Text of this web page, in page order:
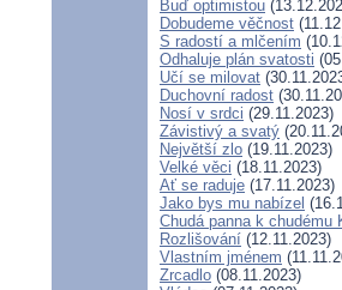
Buď optimistou
Dobudeme věčnost
S radostí a mlčením
Odhaluje plán svatosti
Učí se milovat
Duchovní radost
Nosí v srdci (29.11.2023)
Závistivý a svatý
Největší zlo (19.11.2023)
Velké věci (18.11.2023)
Ať se raduje (17.11.2023)
Jako bys mu nabízel
Chudá panna k chudému
Rozlišování (12.11.2023)
Vlastním jménem
Zrcadlo (08.11.2023)